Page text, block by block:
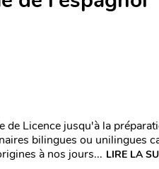
de Licence jusqu'à la
bilingues ou unilingues
à nos jours... LIRE LA